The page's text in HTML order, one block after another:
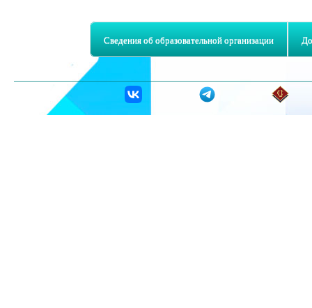
Сведения об образовательной организации